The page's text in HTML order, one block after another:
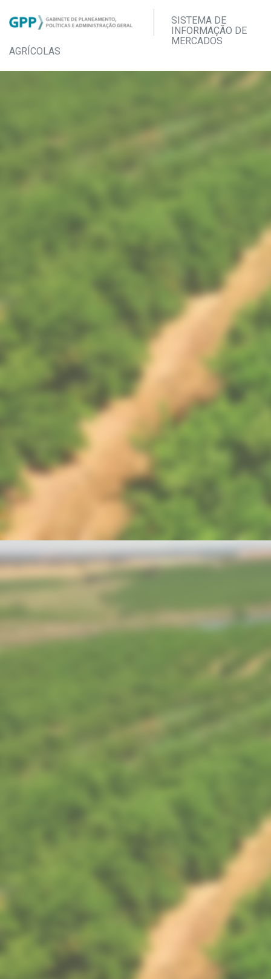
SISTEMA DE
INFORMAÇÃO DE
MERCADOS
AGRÍCOLAS